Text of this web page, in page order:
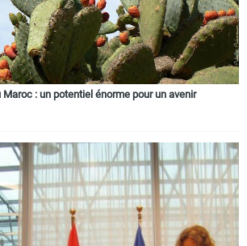
: un potentiel énorme pour un avenir